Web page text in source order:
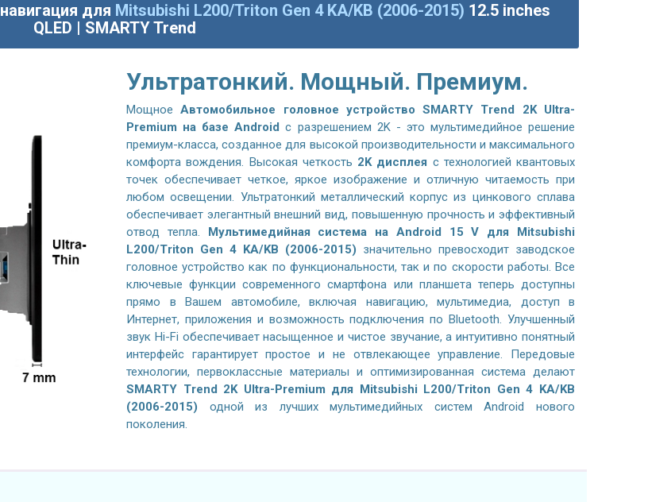
навигация для Mitsubishi L200/Triton Gen 4 KA/KB (2006-2015) 12.5 inches
QLED | SMARTY Trend
Ультратонкий. Мощный. Премиум.
МощноеАвтомобильное головное устройство SMARTY Trend 2K Ultra-
Premium на базе Android с разрешением 2K - это мультимедийное решение
премиум-класса, созданное для высокой производительности и максимального
комфорта вождения. Высокая четкость 2K дисплея с технологией квантовых
точек обеспечивает четкое, яркое изображение и отличную читаемость при
любом освещении. Ультратонкий металлический корпус из цинкового сплава
обеспечивает элегантный внешний вид, повышенную прочность и эффективный
отвод тепла. Мультимедийная система на Android 15 V для Mitsubishi
L200/Triton Gen 4 KA/KB (2006-2015) значительно превосходит заводское
головное устройство как по функциональности, так и по скорости работы. Все
ключевые функции современного смартфона или планшета теперь доступны
прямо в Вашем автомобиле, включая навигацию, мультимедиа, доступ в
Интернет, приложения и возможность подключения по Bluetooth. Улучшенный
звук Hi-Fi обеспечивает насыщенное и чистое звучание, а интуитивно понятный
интерфейс гарантирует простое и не отвлекающее управление. Передовые
технологии, первоклассные материалы и оптимизированная система делают
SMARTY Trend 2K Ultra-Premium для Mitsubishi L200/Triton Gen 4 KA/KB
(2006-2015) одной из лучших мультимедийных систем Android нового
поколения.